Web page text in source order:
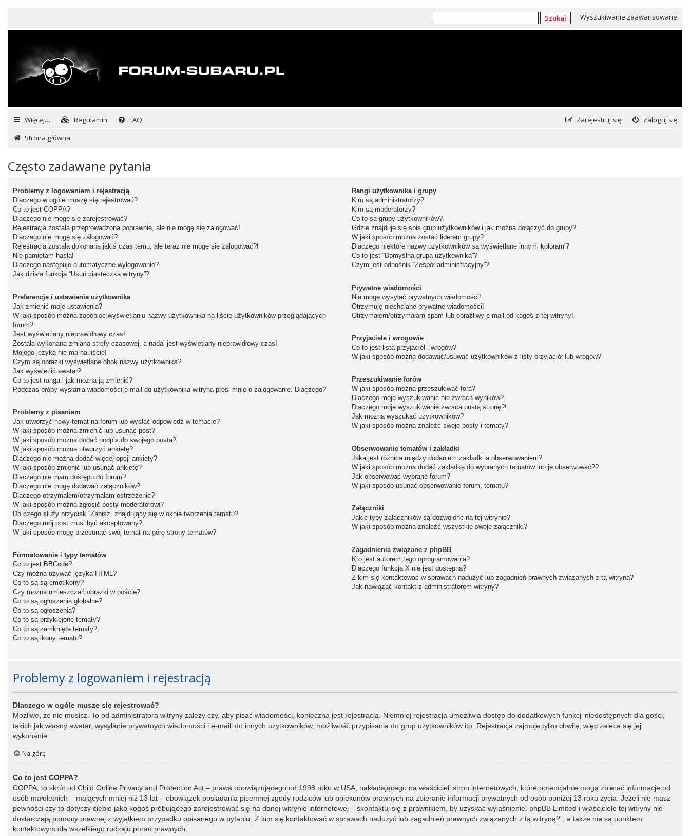
Szukaj Wyszukiwanie zaawansowane
Więcej… Regulamin FAQ Zaloguj się
Zarejestruj się
Strona główna
Często zadawane pytania
Problemy z logowaniem i rejestracją
Dlaczego w ogóle muszę się rejestrować?
Co to jest COPPA?
Dlaczego nie mogę się zarejestrować?
Rejestracja została przeprowadzona poprawnie, ale nie mogę się zalogować!
Dlaczego nie mogę się zalogować?
Rejestracja została dokonana jakiś czas temu, ale teraz nie mogę się zalogować?!
Nie pamiętam hasła!
Dlaczego następuje automatyczne wylogowanie?
Jak działa funkcja “Usuń ciasteczka witryny”?
Preferencje i ustawienia użytkownika
Jak zmienić moje ustawienia?
W jaki sposób można zapobiec wyświetlaniu nazwy użytkownika na liście użytkowników przeglądających
forum?
Jest wyświetlany nieprawidłowy czas!
Została wykonana zmiana strefy czasowej, a nadal jest wyświetlany nieprawidłowy czas!
Mojego języka nie ma na liście!
Czym są obrazki wyświetlane obok nazwy użytkownika?
Jak wyświetlić awatar?
Co to jest ranga i jak można ją zmienić?
Podczas próby wysłania wiadomości e-mail do użytkownika witryna prosi mnie o zalogowanie. Dlaczego?
Problemy z pisaniem
Jak utworzyć nowy temat na forum lub wysłać odpowiedź w temacie?
W jaki sposób można zmienić lub usunąć post?
W jaki sposób można dodać podpis do swojego posta?
W jaki sposób można utworzyć ankietę?
Dlaczego nie można dodać więcej opcji ankiety?
W jaki sposób zmienić lub usunąć ankietę?
Dlaczego nie mam dostępu do forum?
Dlaczego nie mogę dodawać załączników?
Dlaczego otrzymałem/otrzymałam ostrzeżenie?
W jaki sposób można zgłosić posty moderatorowi?
Do czego służy przycisk “Zapisz” znajdujący się w oknie tworzenia tematu?
Dlaczego mój post musi być akceptowany?
W jaki sposób mogę przesunąć swój temat na górę strony tematów?
Formatowanie i typy tematów
Co to jest BBCode?
Czy można używać języka HTML?
Co to są są emotikony?
Czy można umieszczać obrazki w poście?
Co to są ogłoszenia globalne?
Co to są ogłoszenia?
Co to są przyklejone tematy?
Co to są zamknięte tematy?
Co to są ikony tematu?
Rangi użytkownika i grupy
Kim są administratorzy?
Kim są moderatorzy?
Co to są grupy użytkowników?
Gdzie znajduje się spis grup użytkowników i jak można dołączyć do grupy?
W jaki sposób można zostać liderem grupy?
Dlaczego niektóre nazwy użytkowników są wyświetlane innymi kolorami?
Co to jest “Domyślna grupa użytkownika”?
Czym jest odnośnik “Zespół administracyjny”?
Prywatne wiadomości
Nie mogę wysyłać prywatnych wiadomości!
Otrzymuję niechciane prywatne wiadomości!
Otrzymałem/otrzymałam spam lub obraźliwy e-mail od kogoś z tej witryny!
Przyjaciele i wrogowie
Co to jest lista przyjaciół i wrogów?
W jaki sposób można dodawać/usuwać użytkowników z listy przyjaciół lub wrogów?
Przeszukiwanie forów
W jaki sposób można przeszukiwać fora?
Dlaczego moje wyszukiwanie nie zwraca wyników?
Dlaczego moje wyszukiwanie zwraca pustą stronę?!
Jak można wyszukać użytkowników?
W jaki sposób można znaleźć swoje posty i tematy?
Obserwowanie tematów i zakładki
Jaka jest różnica między dodaniem zakładki a obserwowaniem?
W jaki sposób można dodać zakładkę do wybranych tematów lub je obserwować??
Jak obserwować wybrane forum?
W jaki sposób usunąć obserwowanie forum, tematu?
Załączniki
Jakie typy załączników są dozwolone na tej witrynie?
W jaki sposób można znaleźć wszystkie swoje załączniki?
Zagadnienia związane z phpBB
Kto jest autorem tego oprogramowania?
Dlaczego funkcja X nie jest dostępna?
Z kim się kontaktować w sprawach nadużyć lub zagadnień prawnych związanych z tą witryną?
Jak nawiązać kontakt z administratorem witryny?
Problemy z logowaniem i rejestracją
Dlaczego w ogóle muszę się rejestrować?
Możliwe, że nie musisz. To od administratora witryny zależy czy, aby pisać wiadomości, konieczna jest rejestracja. Niemniej rejestracja umożliwia dostęp do dodatkowych funkcji niedostępnych dla gości,
takich jak własny awatar, wysyłanie prywatnych wiadomości i e-maili do innych użytkowników, możliwość przypisania do grup użytkowników itp. Rejestracja zajmuje tylko chwilę, więc zaleca się jej
wykonanie.
Na górę
Co to jest COPPA?
COPPA, to skrót od Child Online Privacy and Protection Act – prawa obowiązującego od 1998 roku w USA, nakładającego na właścicieli stron internetowych, które potencjalnie mogą zbierać informacje od
osób małoletnich – mających mniej niż 13 lat – obowiązek posiadania pisemnej zgody rodziców lub opiekunów prawnych na zbieranie informacji prywatnych od osób poniżej 13 roku życia. Jeżeli nie masz
pewności czy to dotyczy ciebie jako kogoś próbującego zarejestrować się na danej witrynie internetowej – skontaktuj się z prawnikiem, by uzyskać wyjaśnienie. phpBB Limited i właściciele tej witryny nie
dostarczają pomocy prawnej z wyjątkiem przypadku opisanego w pytaniu „Z kim się kontaktować w sprawach nadużyć lub zagadnień prawnych związanych z tą witryną?”, a także nie są punktem
kontaktowym dla wszelkiego rodzaju porad prawnych.